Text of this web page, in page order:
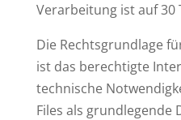
Verarbeitung ist auf 30
Die Rechtsgrundlage
ist das berechtigte
technische
Files als grundlegende